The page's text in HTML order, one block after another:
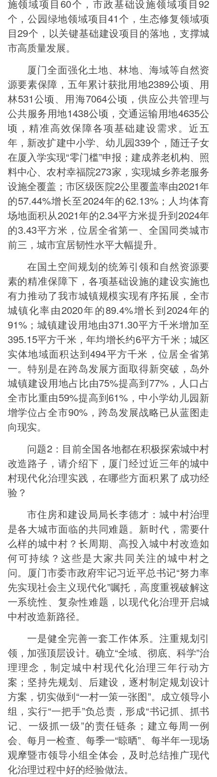
施领域项目60个，市政基础设施领域项目92
个，公园绿地领域项目41个，生态修复领域项
目29个，以关键基础建设项目的落地，支撑城
市高质量发展。
厦门全面强化土地、林地、海域等自然资
源要素保障，五年累计获批用地2389公顷、用
林531公顷、用海7064公顷，供应公共管理与
公共服务用地1438公顷，交通运输用地4635公
顷，精准高效保障各项基础建设需求。近五
年，新改扩建中小学、幼儿园339个，随迁子女
在厦入学实现“零门槛”申报；建成养老机构、照
料中心、农村幸福院273家，实现城乡养老服务
设施全覆盖；市区级医院2公里覆盖率由2021年
的57.44%增长至2024年的62.13%；人均体育
场地面积从2021年的2.34平方米提升到2024年
的3.43平方米，位居全省第一、全国同类城市
前三，城市宜居韧性水平大幅提升。
在国土空间规划的统筹引领和自然资源要
素的精准保障下，各项基础设施的建设实施也
有力推动了我市城镇规模实现有序拓展，全市
城镇化率由2020年的89.4%增长到2024年的
91%；城镇建设用地由371.30平方千米增加至
395.15平方千米，年均增长约6平方千米；城区
实体地域面积达到494平方千米，位居全省第
一。特别是在跨岛发展方面取得新突破，岛外
城镇建设用地占比由75%提高到77%，人口占
全市比重由59%提高到61%，中小学幼儿园新
增学位占全市90%，跨岛发展战略已从蓝图走
向现实。
问题2：目前全国各地都在积极探索城中村
改造路子，请介绍下，厦门经过近三年的城中
村现代化治理实践，在哪些方面积累了成功经
验？
市住房和建设局局长李德才：城中村治理
是各大城市面临的共同难题。新时代，需要什
么样的城中村？长周期、高投入城中村改造如
何可持续？这些是大家共同关注的城中村之
问。厦门市委市政府牢记习近平总书记“努力率
先实现社会主义现代化”嘱托，高度重视破解这
一系统性、复杂性难题，以现代化治理开启城
中村改造新路径。
一是健全完善一套工作体系。注重规划引
领，加强顶层设计。确立“全域、彻底、科学”治
理理念，制定城中村现代化治理三年行动方
案；坚持先规划、后建设，逐村制定规划设计
方案，切实做到“一村一策一张图”。成立领导小
组，实行“一把手”负总责，形成“书记抓、抓书
记、一级抓一级”的责任链条；建立每周一例
会、每月一检查、每季一“晾晒”、每半年一现场
观摩暨市领导小组全体会，及时总结推广现代
化治理过程中好的经验做法。